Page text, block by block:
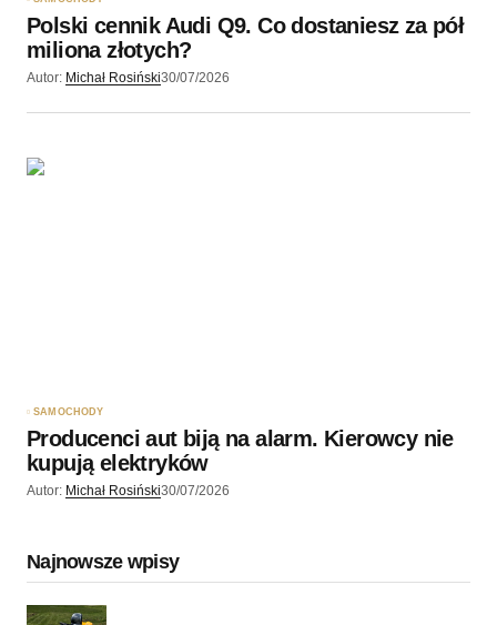
Polski cennik Audi Q9. Co dostaniesz za pół
miliona złotych?
Autor: Michał Rosiński30/07/2026
SAMOCHODY
Producenci aut biją na alarm. Kierowcy nie
kupują elektryków
Autor: Michał Rosiński30/07/2026
Najnowsze wpisy